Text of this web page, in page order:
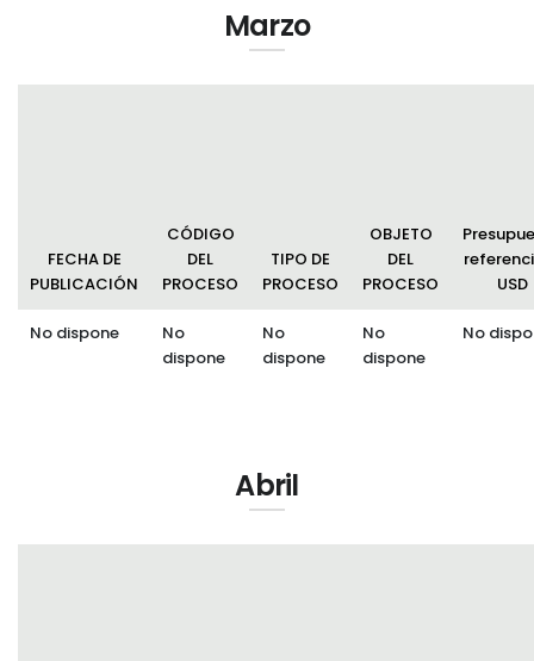
Marzo
FECHA DE
PUBLICACIÓN
CÓDIGO
DEL
PROCESO
TIPO DE
PROCESO
OBJETO
DEL
PROCESO
USD
No dispone
No
dispone
No
dispone
No
dispone
No
Abril